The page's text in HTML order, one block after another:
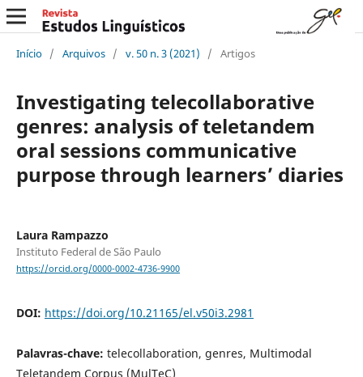
Início / Arquivos / v. 50 n. 3 (2021) / Artigos
Investigating telecollaborative
genres: analysis of teletandem
oral sessions communicative
purpose through learners’ diaries
Laura Rampazzo
Instituto Federal de São Paulo
https://orcid.org/0000-0002-4736-9900
DOI: https://doi.org/10.21165/el.v50i3.2981
Palavras-chave: telecollaboration, genres, Multimodal
Teletandem Corpus (MulTeC)